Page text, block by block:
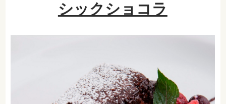
シックショコラ